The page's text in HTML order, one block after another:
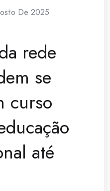
De 2025
rede
se
curso
até